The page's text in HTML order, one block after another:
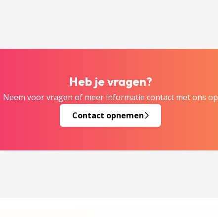
Heb je vragen?
Neem voor vragen of meer informatie contact met ons op
Contact opnemen